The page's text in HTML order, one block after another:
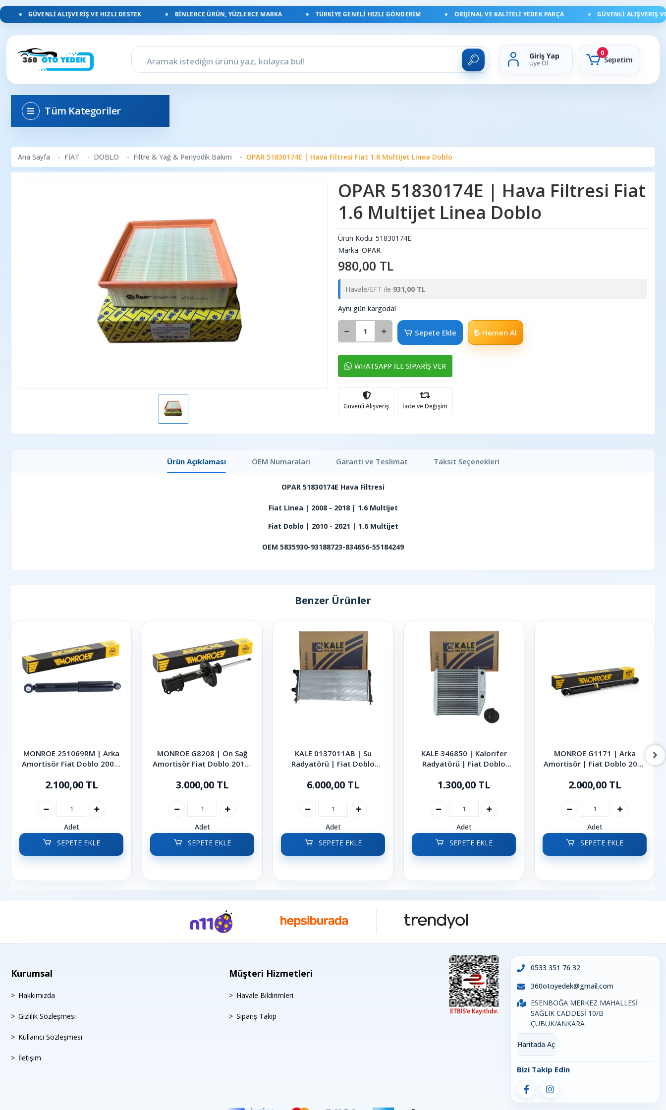
GÜVENLI ALIŞVERIŞ VE HIZLI DESTEK BINLERCE ÜRÜN, YÜZLERCE MARKA TÜRKIYE GENELI HIZLI GÖNDERIM ORIJINAL VE KALITELI YEDEK PARÇA GÜVENLI ALIŞVERIŞ VE
Giriş Yap
Üye Ol
0
Sepetim
Tüm Kategoriler
Ana Sayfa FİAT DOBLO Filtre & Yağ & Periyodik Bakım OPAR 51830174E | Hava Filtresi Fiat 1.6 Multijet Linea Doblo
OPAR 51830174E | Hava Filtresi Fiat
1.6 Multijet Linea Doblo
Ürün Kodu: 51830174E
Marka: OPAR
980,00 TL
Havale/EFT ile 931,00 TL
Aynı gün kargoda!
Sepete Ekle Hemen Al
WHATSAPP İLE SİPARİŞ VER
Güvenli Alışveriş İade ve Değişim
Ürün Açıklaması Garanti ve Teslimat Taksit Seçenekleri
OEM Numaraları
OPAR 51830174E Hava Filtresi
Fiat Linea | 2008 - 2018 | 1.6 Multijet
Fiat Doblo | 2010 - 2021 | 1.6 Multijet
OEM 5835930-93188723-834656-55184249
Benzer Ürünler
MONROE 251069RM | Arka
Amortisör Fiat Doblo 2000-
2.100,00 TL
Adet
SEPETE EKLE
MONROE G8208 | Ön Sağ
Amortisör Fiat Doblo 2010-
3.000,00 TL
Adet
SEPETE EKLE
KALE 0137011AB | Su
Radyatörü | Fiat Doblo
6.000,00 TL
Adet
SEPETE EKLE
KALE 346850 | Kalorifer
Radyatörü | Fiat Doblo
2021
1.300,00 TL
Adet
SEPETE EKLE
MONROE G1171 | Arka
Amortisör | Fiat Doblo 2010
2.000,00 TL
Adet
SEPETE EKLE
Kurumsal
Hakkımızda
Gizlilik Sözleşmesi
Kullanıcı Sözleşmesi
İletişim
Müşteri Hizmetleri
Havale Bildirimleri
Sipariş Takip
0533 351 76 32
360otoyedek@gmail.com
ESENBOĞA MERKEZ MAHALLESİ
SAĞLIK CADDESİ 10/B
ÇUBUK/ANKARA
Haritada Aç
Bizi Takip Edin